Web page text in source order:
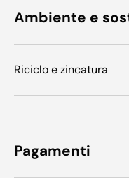
Ambiente e
Riciclo e zincatura
Pagamenti